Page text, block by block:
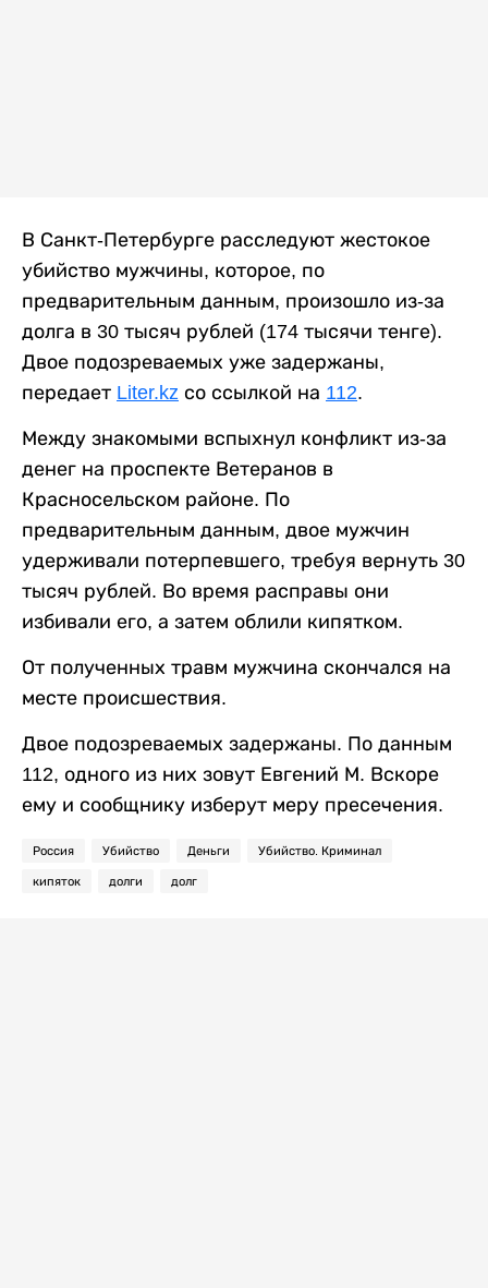
В Санкт-Петербурге расследуют жестокое
убийство мужчины, которое, по
предварительным данным, произошло из-за
долга в 30 тысяч рублей (174 тысячи тенге).
Двое подозреваемых уже задержаны,
передает Liter.kz со ссылкой на 112.
Между знакомыми вспыхнул конфликт из-за
денег на проспекте Ветеранов в
Красносельском районе. По
предварительным данным, двое мужчин
удерживали потерпевшего, требуя вернуть 30
тысяч рублей. Во время расправы они
избивали его, а затем облили кипятком.
От полученных травм мужчина скончался на
месте происшествия.
Двое подозреваемых задержаны. По данным
112, одного из них зовут Евгений М. Вскоре
ему и сообщнику изберут меру пресечения.
Россия Убийство Деньги Убийство. Криминал
кипяток долги долг